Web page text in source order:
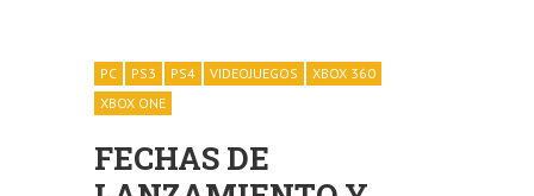
PC PS3 PS4 VIDEOJUEGOS
XBOX 360
XBOX ONE
FECHAS DE